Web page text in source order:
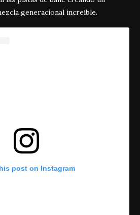
generacional increíble.
post on Instagram